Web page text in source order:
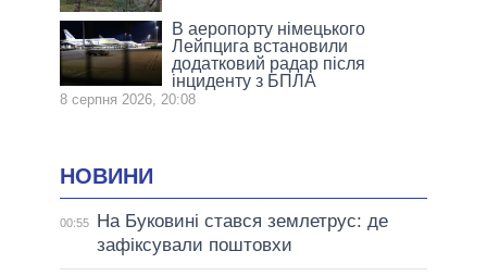
В аеропорту німецького
Лейпцига встановили
додатковий радар після
інциденту з БПЛА
8 серпня 2026, 20:08
НОВИНИ
00:55
На Буковині стався землетрус: де
зафіксували поштовхи